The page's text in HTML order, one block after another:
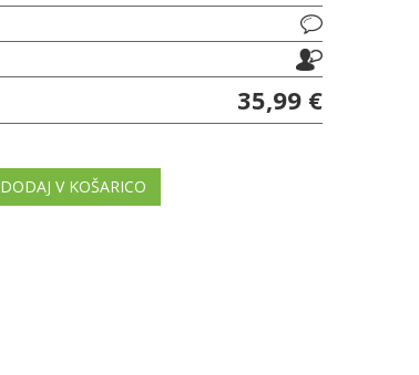
35,99 €
DODAJ V KOŠARICO